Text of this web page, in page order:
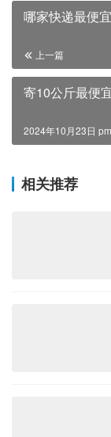
哪家快递最便宜
上一篇
寄10公斤最便
2024年10月23日
相关推荐